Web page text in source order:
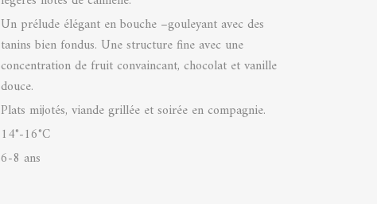
Un prélude élégant en bouche –gouleyant avec des
tanins bien fondus. Une structure fine avec une
concentration de fruit convaincant, chocolat et vanille
douce.
Plats mijotés, viande grillée et soirée en compagnie.
14°-16°C
6-8 ans